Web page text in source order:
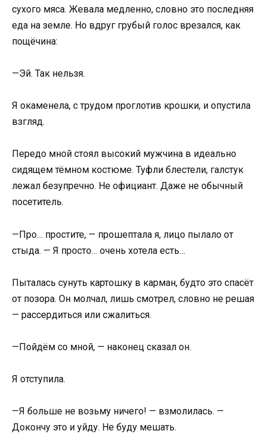
сухого мяса. Жевала медленно, словно это последняя
еда на земле. Но вдруг грубый голос врезался, как
пощёчина:
—Эй. Так нельзя.
Я окаменела, с трудом проглотив крошки, и опустила
взгляд.
Передо мной стоял высокий мужчина в идеально
сидящем тёмном костюме. Туфли блестели, галстук
лежал безупречно. Не официант. Даже не обычный
посетитель.
—Про… простите, — прошептала я, лицо пылало от
стыда. — Я просто… очень хотела есть…
Пыталась сунуть картошку в карман, будто это спасёт
от позора. Он молчал, лишь смотрел, словно не решая
— рассердиться или сжалиться.
—Пойдём со мной, — наконец сказал он.
Я отступила.
—Я больше не возьму ничего! — взмолилась. —
Докончу это и уйду. Не буду мешать.